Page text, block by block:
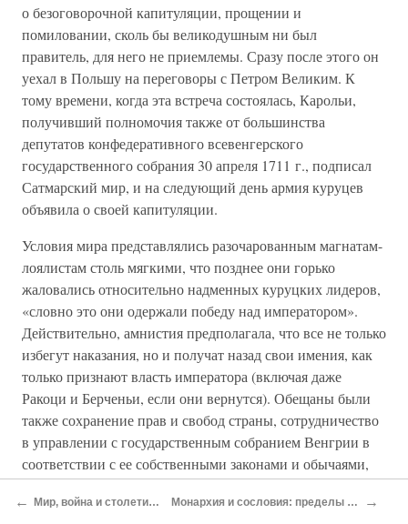
о безоговорочной капитуляции, прощении и
помиловании, сколь бы великодушным ни был
правитель, для него не приемлемы. Сразу после этого он
уехал в Польшу на переговоры с Петром Великим. К
тому времени, когда эта встреча состоялась, Карольи,
получивший полномочия также от большинства
депутатов конфедеративного всевенгерского
государственного собрания 30 апреля 1711 г., подписал
Сатмарский мир, и на следующий день армия куруцев
объявила о своей капитуляции.
Условия мира представлялись разочарованным магнатам-
лоялистам столь мягкими, что позднее они горько
жаловались относительно надменных куруцких лидеров,
«словно это они одержали победу над императором».
Действительно, амнистия предполагала, что все не только
избегут наказания, но и получат назад свои имения, как
только признают власть императора (включая даже
Ракоци и Берченьи, если они вернутся). Обещаны были
также сохранение прав и свобод страны, сотрудничество
в управлении с государственным собранием Венгрии в
соответствии с ее собственными законами и обычаями,
гарантии свободы вероисповедания и упразднение
организаций типа «Комиссии по новым приобретениям».
← Мир, война и столетие распада Монархия и сословия: пределы компромисса →